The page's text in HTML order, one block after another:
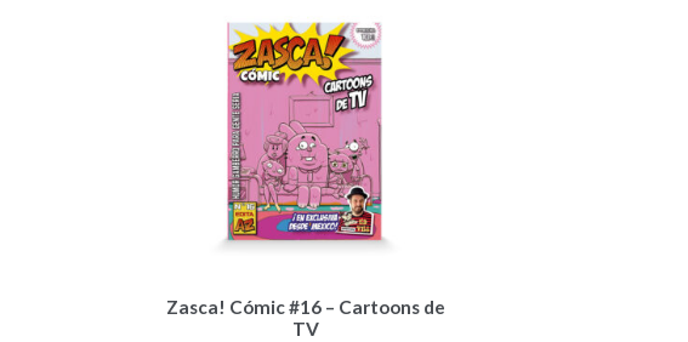
Zasca! Cómic #16 – Cartoons de
TV